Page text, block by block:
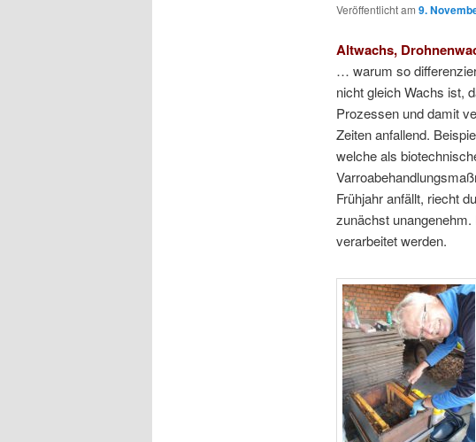
Veröffentlicht am 9.
Altwachs,
… warum so
nicht gleich Wachs ist,
Prozessen und damit
Zeiten anfallend.
welche als
Frühjahr anfällt, riecht
zunächst
verarbeitet werden.